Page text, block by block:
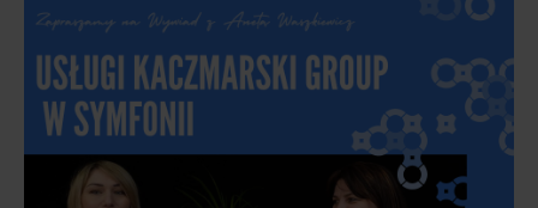
podane w formularzu przetwarzamy w celu obsługi Twojej wiadomości i
kontaktu w związku z jej treścią. Podstawą przetwarzania jest art. 6 ust. 1 lit. b
RODO, gdy Twoje zapytanie dotyczy oferty lub zawarcia umowy, albo art. 6
zasadach przetwarzania danych znajdziesz w Polityce prywatności.